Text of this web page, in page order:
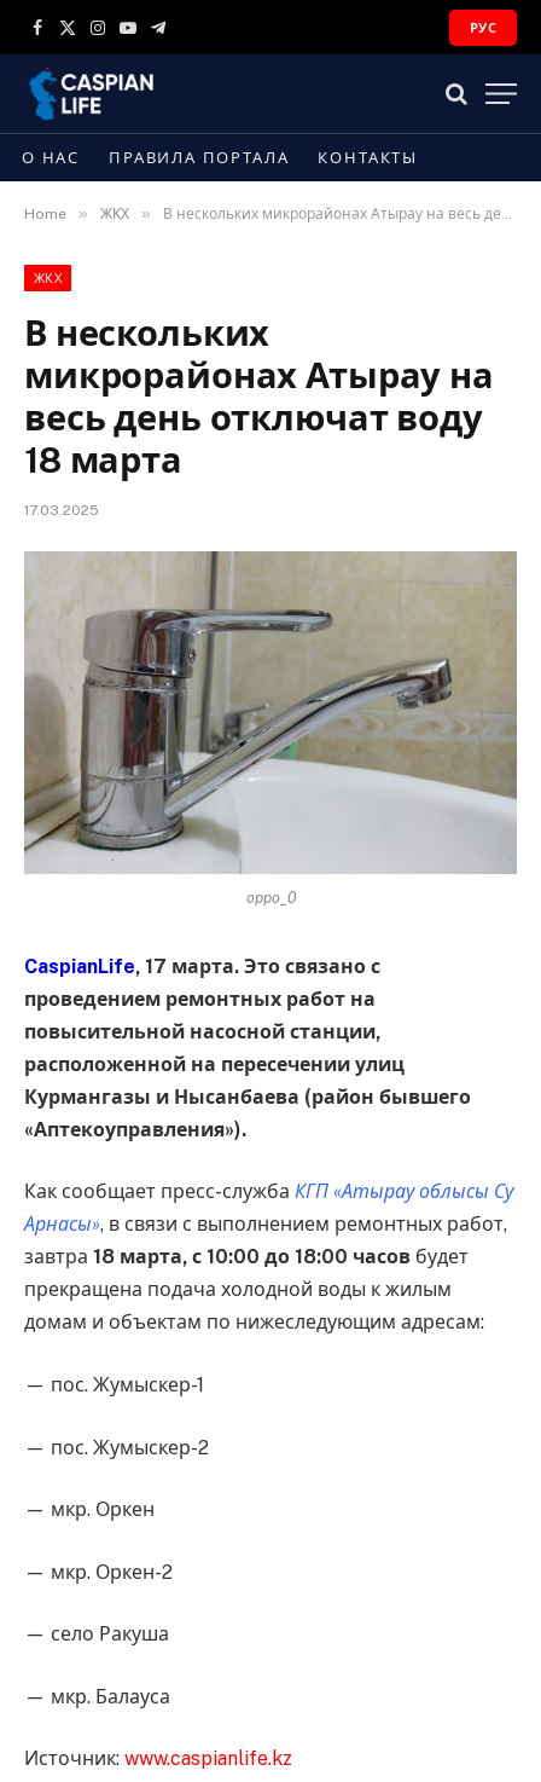
Facebook
X
Instagram
YouTubeTelegram
РУС
О НАС ПРАВИЛА ПОРТАЛА КОНТАКТЫ
Home » ЖКХ » В нескольких микрорайонах Атырау на весь день отключат воду 18 марта
ЖКХ
В нескольких
микрорайонах Атырау на
весь день отключат воду
18 марта
17.03.2025
oppo_0
CaspianLife, 17 марта. Это связано с
проведением ремонтных работ на
повысительной насосной станции,
расположенной на пересечении улиц
Курмангазы и Нысанбаева (район бывшего
«Аптекоуправления»).
Как сообщает пресс-служба КГП «Атырау облысы Су
Арнасы», в связи с выполнением ремонтных работ,
завтра 18 марта, с 10:00 до 18:00 часов будет
прекращена подача холодной воды к жилым
домам и объектам по нижеследующим адресам:
— пос. Жумыскер-1
— пос. Жумыскер-2
— мкр. Оркен
— мкр. Оркен-2
— село Ракуша
— мкр. Балауса
Источник: www.caspianlife.kz